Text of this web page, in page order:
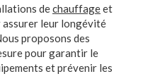
dechauffageet
leur longévité
proposons des
pour garantir le
et prévenir les